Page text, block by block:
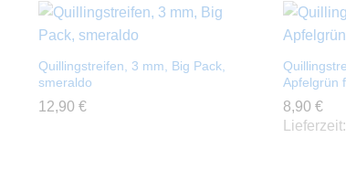
Quillingstreifen, 3 mm, Big Pack,
smeraldo
12,90 €
12,90 €
Apfelgrün
8,90€
8,90€